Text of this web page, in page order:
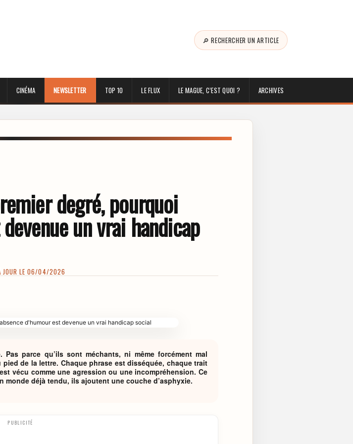
🔎 RECHERCHER UN ARTICLE
CINÉMA NEWSLETTER TOP 10 LE FLUX LE MAGUE, C’EST QUOI ? ARCHIVES
degré, pourquoi
un vrai handicap
LE 06/04/2026
parce qu’ils sont méchants, ni même forcément mal
de la lettre. Chaque phrase est disséquée, chaque trait
vécu comme une agression ou une incompréhension. Ce
déjà tendu, ils ajoutent une couche d’asphyxie.
PUBLICITÉ